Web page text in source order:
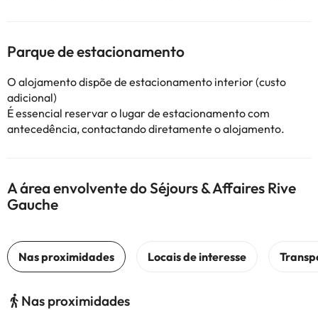
Parque de estacionamento
O alojamento dispõe de estacionamento interior (custo
adicional)
É essencial reservar o lugar de estacionamento com
antecedência, contactando diretamente o alojamento.
A área envolvente do Séjours & Affaires Rive
Gauche
Nas proximidades